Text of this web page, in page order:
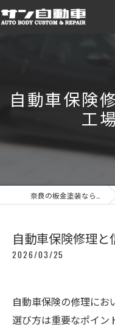
自動車保険
工
自動車保険修理
2026/03/25
自動車保険の修理にお
選び方は重要なポイン